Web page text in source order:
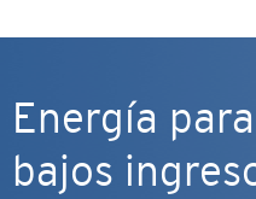
Energía
bajos